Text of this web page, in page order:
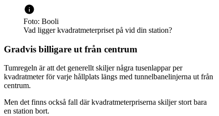
Foto: Booli
Vad ligger kvadratmeterpriset på vid din station?
Gradvis billigare ut från centrum
Tumregeln är att det generellt skiljer några tusenlappar per
kvadratmeter för varje hållplats längs med tunnelbanelinjerna ut från
centrum.
Men det finns också fall där kvadratmeterpriserna skiljer stort bara
en station bort.